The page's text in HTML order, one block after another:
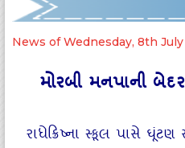
News of Wednesday, 8th
મોરબી મનપાની
રાધેક્રિષ્ના સ્કૂલ પાસે